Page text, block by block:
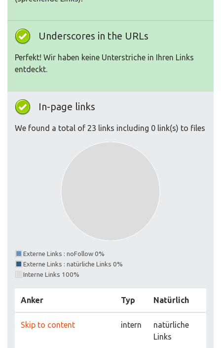
Underscores in the URLs
Perfekt! Wir haben keine Unterstriche in Ihren Links
entdeckt.
In-page links
We found a total of 23 links including 0 link(s) to files
Externe Links : noFollow 0%
Externe Links : natürliche Links 0%
Interne Links 100%
Anker Typ Natürlich
Skip to content intern
natürliche
Links